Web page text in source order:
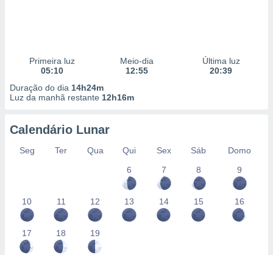
Primeira luz
05:10
Meio-dia
12:55
Última luz
20:39
Duração do dia 14h24m
Luz da manhã restante 12h16m
Calendário Lunar
Seg Ter Qua Qui Sex Sáb
Domo
6
7 8 9
10 11 12 13 14 15 16
17 18 19